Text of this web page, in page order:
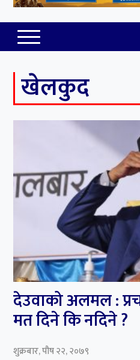
खेलकुद
देउवाको अलमल :
मत दिने कि नदिने ?
शुक्रबार, पौष २२, २०७९